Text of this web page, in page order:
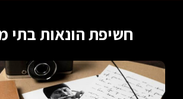
חשיפת הונאות בתי